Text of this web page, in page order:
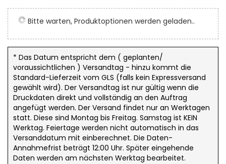
Anfang
der
Bildergalerie
springen
Bitte warten, Produktoptionen werden geladen..
* Das Datum entspricht dem ( geplanten/
voraussichtlichen ) Versandtag - hinzu kommt die
Standard-Lieferzeit vom GLS (falls kein Expressversand
gewählt wird). Der Versandtag ist nur gültig wenn die
Druckdaten direkt und vollständig an den Auftrag
angefügt werden. Der Versand findet nur an Werktagen
statt. Diese sind Montag bis Freitag. Samstag ist KEIN
Werktag. Feiertage werden nicht automatisch in das
Versanddatum mit einberechnet. Die Daten-
Annahmefrist beträgt 12:00 Uhr. Später eingehende
Daten werden am nächsten Werktag bearbeitet.